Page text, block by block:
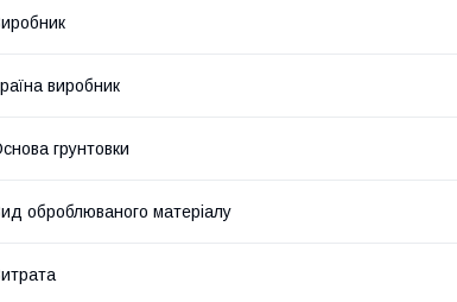
виробник
грунтовки
оброблюваного матеріалу